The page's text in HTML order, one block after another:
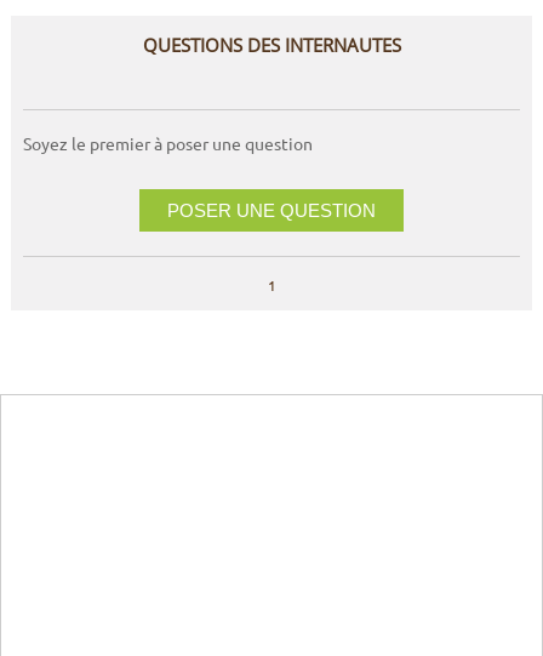
QUESTIONS DES INTERNAUTES
Soyez le premier à poser une question
POSER UNE QUESTION
1